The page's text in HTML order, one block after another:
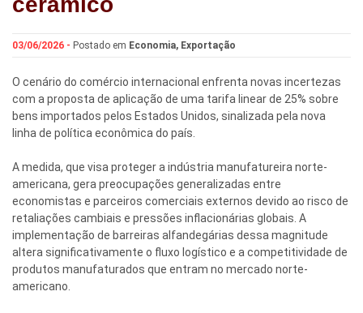
03/06/2026 - Postado em Economia, Exportação
O cenário do comércio internacional enfrenta novas incertezas
com a proposta de aplicação de uma tarifa linear de 25% sobre
bens importados pelos Estados Unidos, sinalizada pela nova
linha de política econômica do país.
A medida, que visa proteger a indústria manufatureira norte-
americana, gera preocupações generalizadas entre
economistas e parceiros comerciais externos devido ao risco de
retaliações cambiais e pressões inflacionárias globais. A
implementação de barreiras alfandegárias dessa magnitude
altera significativamente o fluxo logístico e a competitividade de
produtos manufaturados que entram no mercado norte-
americano.